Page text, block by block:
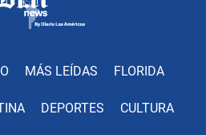
MÁS LEÍDAS FLORIDA
DEPORTES CULTURA